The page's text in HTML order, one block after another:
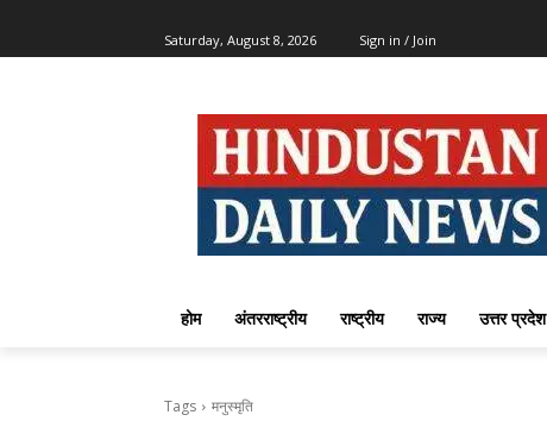
Saturday, August 8, 2026 Sign in / Join
होम अंतरराष्ट्रीय राष्ट्रीय राज्य उत्तर प्रदेश
Tags मनुस्मृति